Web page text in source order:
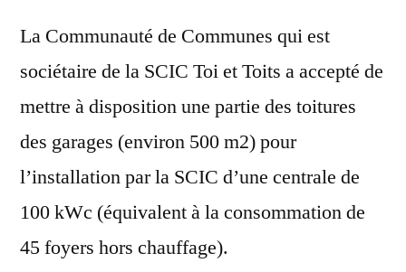
La Communauté de Communes qui est
sociétaire de la SCIC Toi et Toits a accepté de
mettre à disposition une partie des toitures
des garages (environ 500 m2) pour
l’installation par la SCIC d’une centrale de
100 kWc (équivalent à la consommation de
45 foyers hors chauffage).